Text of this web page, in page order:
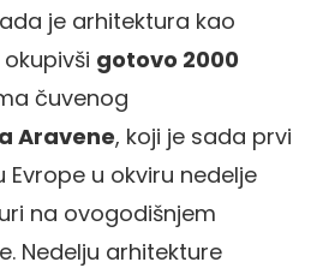
je arhitektura kao
gotovo 2000
čuvenog
Aravene, koji je sada prvi
u okviru nedelje
na ovogodišnjem
Nedelju arhitekture